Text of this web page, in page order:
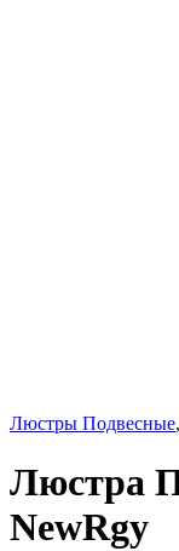
Люстры Подвесные,
Люстра
NewRgy